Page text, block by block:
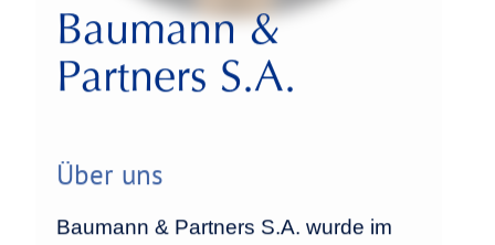
Baumann &
Partners S.A.
Über uns
Baumann & Partners S.A. wurde im